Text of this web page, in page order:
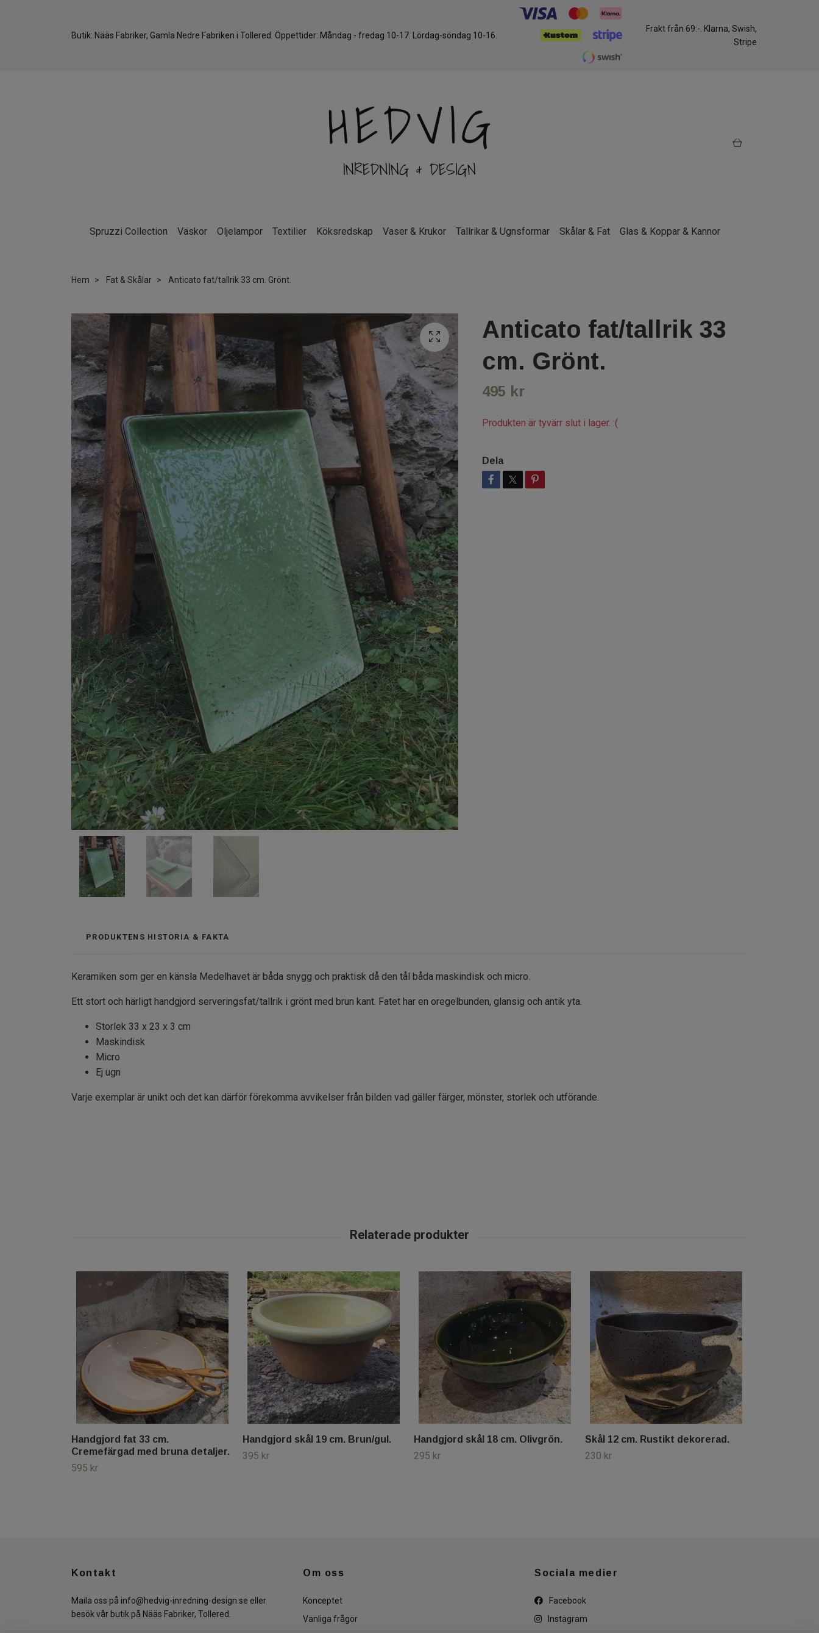
Butik: Nääs Fabriker, Gamla Nedre Fabriken i Tollered. Öppettider: Måndag - fredag 10-17. Lördag-söndag 10-16.
Frakt från 69:-. Klarna, Swish,
Stripe
Spruzzi Collection Väskor Oljelampor Textilier Köksredskap Vaser & Krukor Tallrikar & Ugnsformar Skålar & Fat Glas & Koppar & Kannor
Hem Fat & Skålar Anticato fat/tallrik 33 cm. Grönt.
Anticato fat/tallrik 33
cm. Grönt.
495 kr
Produkten är tyvärr slut i lager. :(
Dela
PRODUKTENS HISTORIA & FAKTA
Keramiken som ger en känsla Medelhavet är båda snygg och praktisk då den tål båda maskindisk och micro.
Ett stort och härligt handgjord serveringsfat/tallrik i grönt med brun kant. Fatet har en oregelbunden, glansig och antik yta.
Storlek 33 x 23 x 3 cm
Maskindisk
Micro
Ej ugn
Varje exemplar är unikt och det kan därför förekomma avvikelser från bilden vad gäller färger, mönster, storlek och utförande.
Handgjord fat 33 cm.
Cremefärgad med bruna detaljer.
595 kr
Handgjord skål 19 cm. Brun/gul.
395 kr
Handgjord skål 18 cm. Olivgrön.
295 kr
Skål 12 cm. Rustikt dekorerad.
230 kr
Kontakt
Maila oss på info@hedvig-inredning-design.se eller
besök vår butik på Nääs Fabriker, Tollered.
Om oss
Konceptet
Vanliga frågor
Sociala medier
Facebook
Instagram